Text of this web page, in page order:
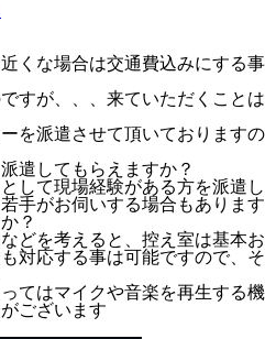
くな場合は交通費込みにする事
すが、、、来ていただくことは
を派遣させて頂いておりますの
遣してもらえますか？
して現場経験がある方を派遣し
手がお伺いする場合もあります
？
どを考えると、控え室は基本お
対応する事は可能ですので、そ
てはマイクや音楽を再生する機
ございます